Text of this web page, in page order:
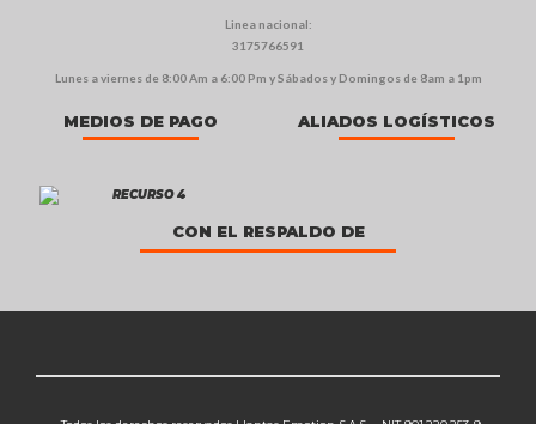
Linea nacional:
3175766591
Lunes a viernes de 8:00 Am a 6:00 Pm y Sábados y Domingos de 8am a 1pm
MEDIOS DE PAGO ALIADOS LOGÍSTICOS
CON EL RESPALDO DE